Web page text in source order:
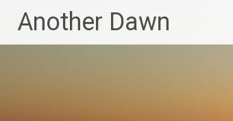
content
Another Dawn